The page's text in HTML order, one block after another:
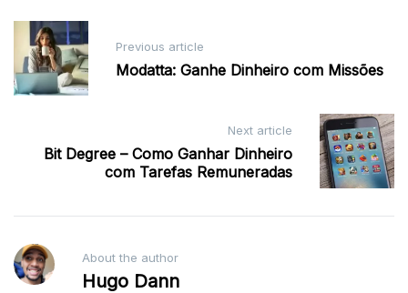
Post
navigation
Previous article
Modatta: Ganhe Dinheiro com Missões
Next article
Bit Degree – Como Ganhar Dinheiro
com Tarefas Remuneradas
About the author
Hugo Dann